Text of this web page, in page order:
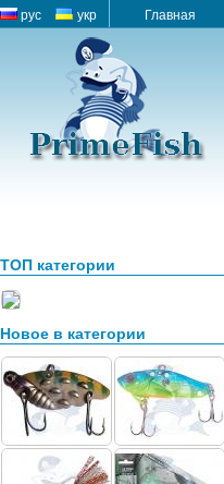
рус укр Главная
ТОП категории
Новое в категории